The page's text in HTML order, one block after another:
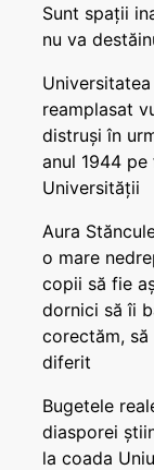
Sunt spații
nu va
reamplasat
distruși în
anul 1944
Universității
Aura
o mare
copii să fie
dornici să îi
corectăm,
diferit
Bugetele
diasporei
la coada